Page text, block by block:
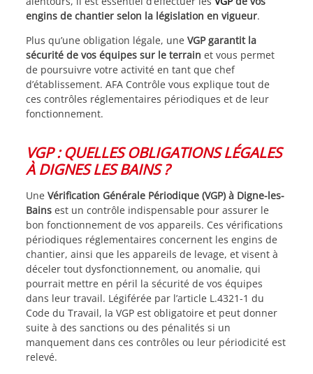
engins de chantier selon la législation en vigueur.
Plus qu’une obligation légale, uneVGP garantit la
sécurité de vos équipes sur le terrain et vous permet
de poursuivre votre activité en tant que chef
d’établissement. AFA Contrôle vous explique tout de
ces contrôles réglementaires périodiques et de leur
fonctionnement.
VGP : QUELLES OBLIGATIONS LÉGALES
À DIGNES LES BAINS ?
UneVérification Générale Périodique (VGP) à Digne-les-
Bains est un contrôle indispensable pour assurer le
bon fonctionnement de vos appareils. Ces vérifications
périodiques réglementaires concernent les engins de
chantier, ainsi que les appareils de levage, et visent à
déceler tout dysfonctionnement, ou anomalie, qui
pourrait mettre en péril la sécurité de vos équipes
dans leur travail. Légiférée par l’article L.4321-1 du
Code du Travail, la VGP est obligatoire et peut donner
suite à des sanctions ou des pénalités si un
manquement dans ces contrôles ou leur périodicité est
relevé.